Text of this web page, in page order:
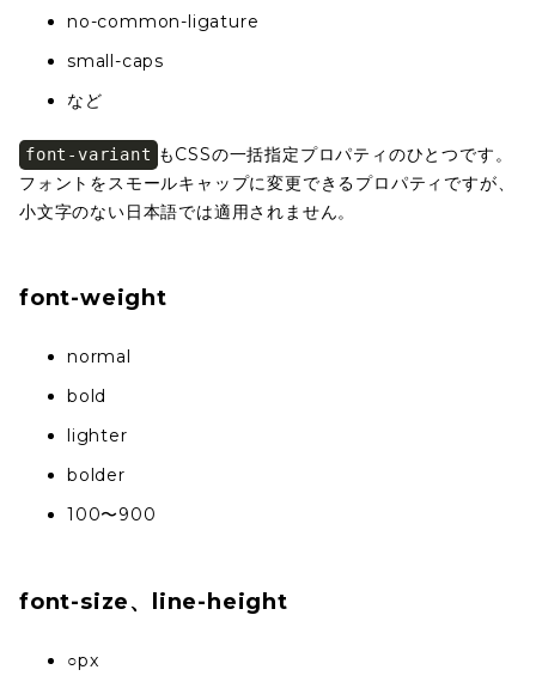
no-common-ligature
small-caps
など
font-variant もCSSの一括指定プロパティのひとつです。
フォントをスモールキャップに変更できるプロパティですが、
小文字のない日本語では適用されません。
font-weight
normal
bold
lighter
bolder
100〜900
font-size、line-height
○px